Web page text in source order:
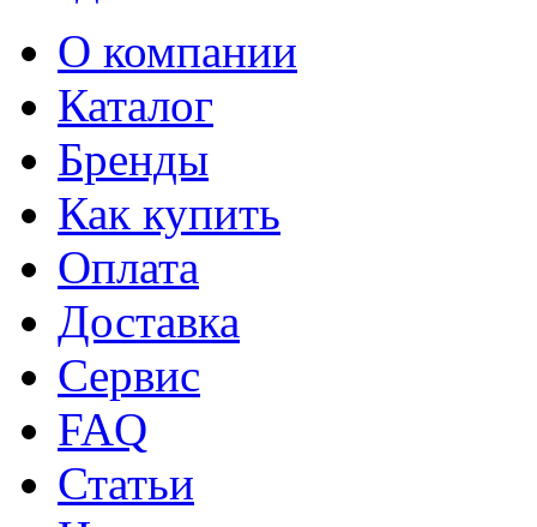
О компании
Каталог
Бренды
Как купить
Оплата
Доставка
Сервис
FAQ
Статьи